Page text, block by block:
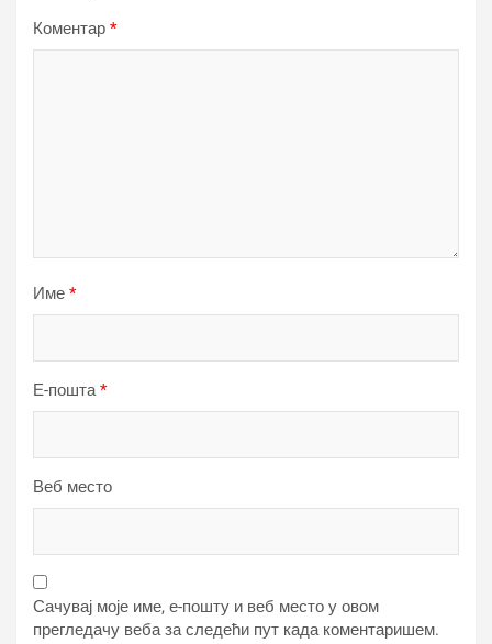
Коментар *
Име *
Е-пошта*
Веб место
Сачувај моје име, е-пошту и веб место у овом
прегледачу веба за следећи пут када коментаришем.